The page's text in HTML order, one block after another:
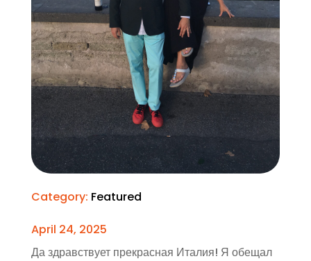
Category: Featured
April 24, 2025
Да здравствует прекрасная Италия! Я обещал